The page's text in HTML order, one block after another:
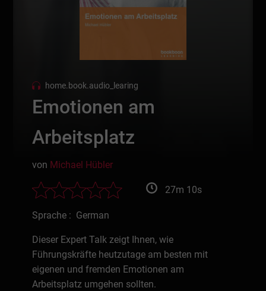
home.book.audio_learing
Emotionen am
Arbeitsplatz
von Michael Hübler
27m 10s
Sprache : German
Dieser Expert Talk zeigt Ihnen, wie
Führungskräfte heutzutage am besten mit
eigenen und fremden Emotionen am
Arbeitsplatz umgehen sollten.